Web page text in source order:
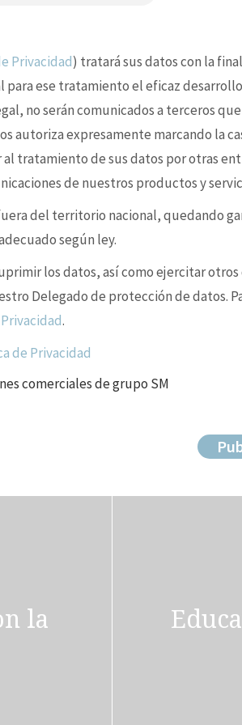
Privacidad) tratará sus datos con la
ese tratamiento el eficaz
no serán comunicados a terceros
autoriza expresamente marcando la
tratamiento de sus datos por otras
de nuestros productos y
del territorio nacional, quedando
según ley.
los datos, así como ejercitar
Delegado de protección de datos.
.
de Privacidad
comerciales de grupo SM
la